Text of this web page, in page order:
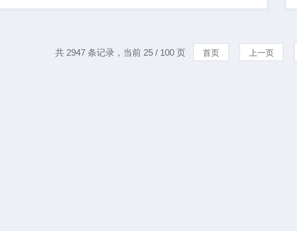
反应等。广泛应用于生物化
共 2947 条记录，当前 25 / 100 页 首页 上一页